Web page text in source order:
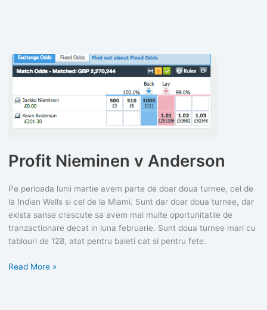
Profit Nieminen v Anderson
Pe perioada lunii martie avem parte de doar doua turnee, cel de
la Indian Wells si cel de la Miami. Sunt dar doar doua turnee, dar
exista sanse crescute sa avem mai multe oportunitatile de
tranzactionare decat in luna februarie. Sunt doua turnee mari cu
tablouri de 128, atat pentru baieti cat si pentru fete.
Profit
Read More »